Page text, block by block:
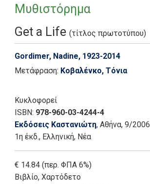
Μυθιστόρημα
Get a Life (τίτλος πρωτοτύπου)
Gordimer, Nadine, 1923-2014
Μετάφραση: Κοβαλένκο, Τόνια
Κυκλοφορεί
ISBN: 978-960-03-4244-4
Εκδόσεις Καστανιώτη, Αθήνα, 9/2006
1η έκδ., Ελληνική, Νέα
€ 14.84 (περ. ΦΠΑ 6%)
Βιβλίο, Χαρτόδετο